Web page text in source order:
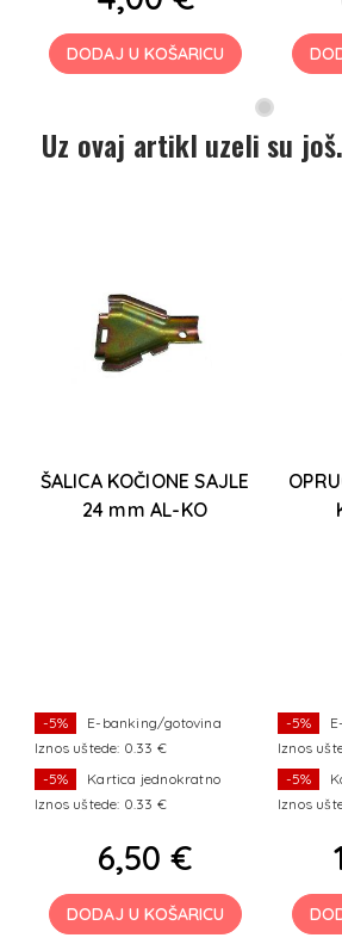
DODAJ U KOŠARICU
Uz ovaj artikl uzeli su
ŠALICA KOČIONE SAJLE
24 mm AL-KO
-5%
E-banking/gotovina
Iznos uštede: 0.33 €
-5%
Kartica jednokratno
Iznos uštede: 0.33 €
6,50 €
DODAJ U KOŠARICU
-5%
Iznos
-5%
Iznos